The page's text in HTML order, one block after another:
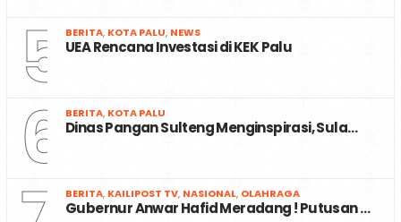
5 BERITA, KOTA PALU, NEWS
UEA Rencana Investasi di KEK Palu
6 BERITA, KOTA PALU
Dinas Pangan Sulteng Menginspirasi, Sula…
BERITA, KAILIPOST TV, NASIONAL, OLAHRAGA
Gubernur Anwar Hafid Meradang ! Putusan …